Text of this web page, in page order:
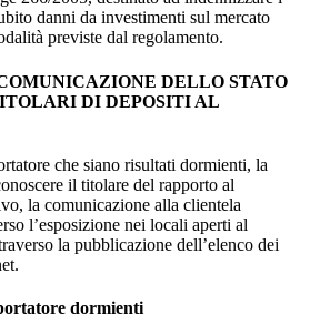
danni da investimenti sul mercato
previste dal regolamento.
DELLO STATO
DI DEPOSITI AL
che siano risultati dormienti, la
il titolare del rapporto al
la comunicazione alla clientela
l’esposizione nei locali aperti al
la pubblicazione dell’elenco dei
dormienti